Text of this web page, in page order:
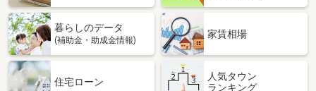
暮らしのデータ
(補助金・助成金情報)
家賃相場
住宅ローン
人気タウン
ランキング